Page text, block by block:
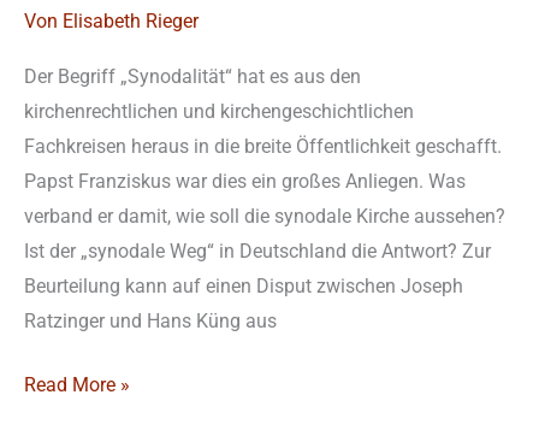
Von Elisabeth Rieger
Der Begriff „Synodalität“ hat es aus den
kirchenrechtlichen und kirchengeschichtlichen
Fachkreisen heraus in die breite Öffentlichkeit geschafft.
Papst Franziskus war dies ein großes Anliegen. Was
verband er damit, wie soll die synodale Kirche aussehen?
Ist der „synodale Weg“ in Deutschland die Antwort? Zur
Beurteilung kann auf einen Disput zwischen Joseph
Ratzinger und Hans Küng aus
Read More »